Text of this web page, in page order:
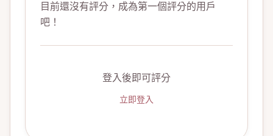
目前還沒有評分，成為第一個評分的用戶
吧！
登入後即可評分
立即登入